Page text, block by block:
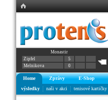
Monastir
Zipfel
5
Melnikova
0
Home Zprávy E-Shop
výsledky
naši v akci tenisové kartičky